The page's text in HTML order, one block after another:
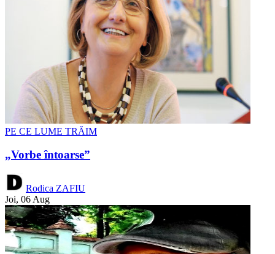
PE CE LUME TRĂIM
„Vorbe întoarse”
Rodica ZAFIU
Joi, 06 Aug